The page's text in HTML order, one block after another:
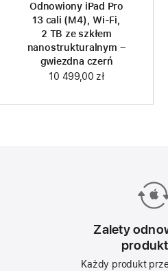
Odnowiony iPad Pro
13 cali (M4), Wi‑Fi,
2 TB ze szkłem
nanostrukturalnym –
gwiezdna czerń
10 499,00 zł
Zalety
Każdy produkt